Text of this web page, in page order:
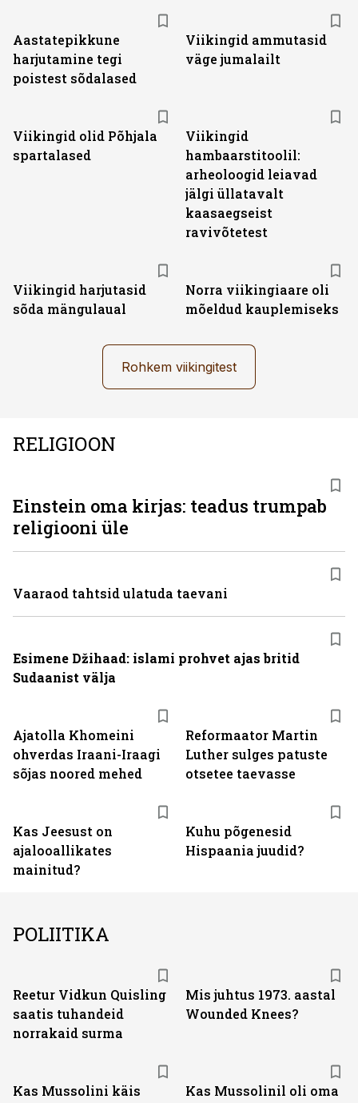
Aastatepikkune
harjutamine tegi
poistest sõdalased
Viikingid ammutasid
väge jumalailt
Viikingid olid Põhjala
spartalased
Viikingid
hambaarstitoolil:
arheoloogid leiavad
jälgi üllatavalt
kaasaegseist
ravivõtetest
Viikingid harjutasid
sõda mängulaual
Norra viikingiaare oli
mõeldud kauplemiseks
Rohkem viikingitest
RELIGIOON
Ajatolla Khomeini
ohverdas Iraani-Iraagi
sõjas noored mehed
Reformaator Martin
Luther sulges patuste
otsetee taevasse
Kas Jeesust on
ajalooallikates
mainitud?
Kuhu põgenesid
Hispaania juudid?
Einstein oma kirjas: teadus trumpab
religiooni üle
Vaaraod tahtsid ulatuda taevani
Esimene Džihaad: islami prohvet ajas britid
Sudaanist välja
POLIITIKA
Reetur Vidkun Quisling
saatis tuhandeid
norrakaid surma
Mis juhtus 1973. aastal
Wounded Knees?
Kas Mussolini käis
Kas Mussolinil oli oma